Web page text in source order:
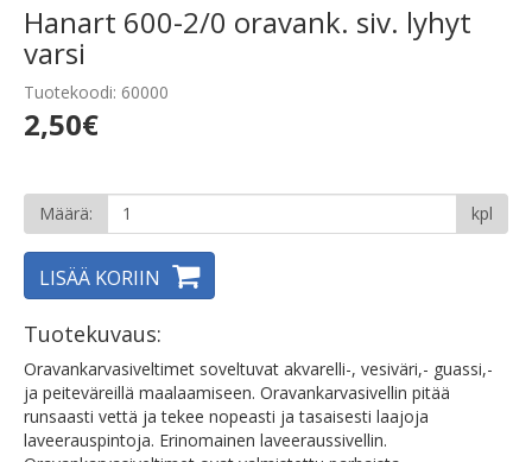
Hanart 600-2/0 oravank. siv. lyhyt
varsi
Tuotekoodi: 60000
2,50€
Määrä: kpl
LISÄÄ KORIIN
Tuotekuvaus:
Oravankarvasiveltimet soveltuvat akvarelli-, vesiväri,- guassi,-
ja peiteväreillä maalaamiseen. Oravankarvasivellin pitää
runsaasti vettä ja tekee nopeasti ja tasaisesti laajoja
laveerauspintoja. Erinomainen laveeraussivellin.